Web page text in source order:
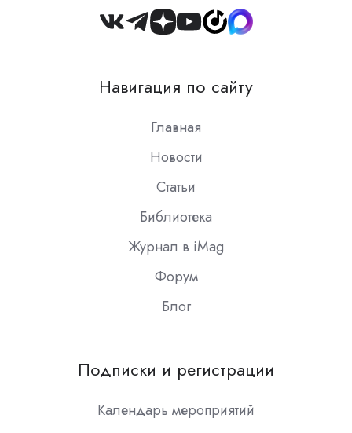
Join
Slack
Навигация по сайту
Главная
Новости
Статьи
Библиотека
Журнал в iMag
Форум
Блог
Подписки и регистрации
Календарь мероприятий